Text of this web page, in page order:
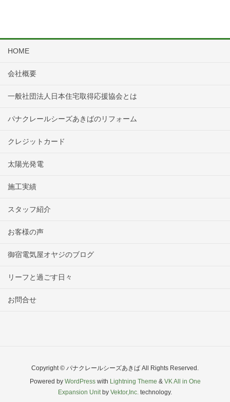
HOME
会社概要
一般社団法人日本住宅取得応援協会とは
パナクレールシーズあきばのリフォーム
クレジットカード
太陽光発電
施工実績
スタッフ紹介
お客様の声
御宿電気屋オヤジのブログ
リーフと過ごす日々
お問合せ
Copyright © パナクレールシーズあきば All Rights Reserved.
Powered by WordPresswith Lightning Theme & VK All in One
Expansion Unit by Vektor,Inc. technology.